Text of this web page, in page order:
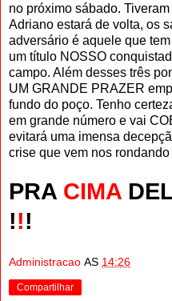
no próximo sábado.
Adriano estará de volta, os
adversário é aquele que
um título NOSSO
campo. Além desses três
UM GRANDE PRAZER
fundo do poço. Tenho
em grande número e vai
evitará uma imensa
crise que vem nos
PRA CIMA
!!!
Administracao AS 14:26
Compartilhar